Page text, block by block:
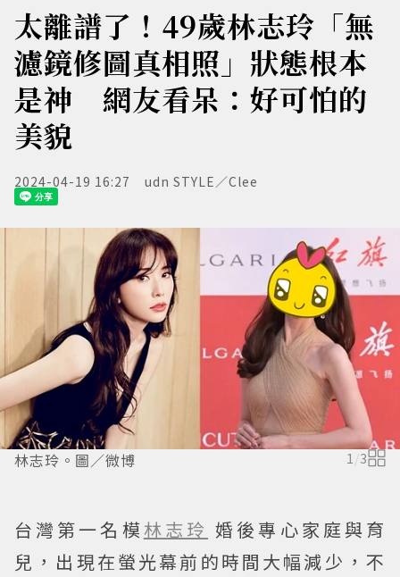
太離譜了！49歲林志玲「無
濾鏡修圖真相照」狀態根本
是神 網友看呆：好可怕的
美貌
2024-04-19 16:27 udn STYLE／Clee
林志玲。圖／微博 1 /3
台灣第一名模 林志玲 婚後專心家庭與育
兒，出現在螢光幕前的時間大幅減少，不